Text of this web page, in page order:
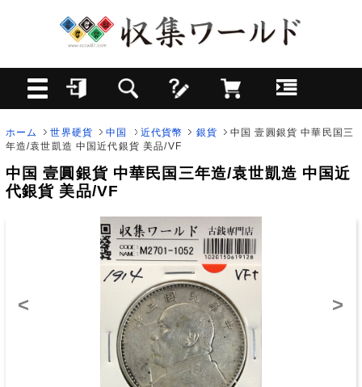
ホーム 世界硬貨 中国 近代貨幣 銀貨
中国 壹圓銀貨 中華民国三
年造/袁世凱造 中国近代銀貨 美品/VF
中国 壹圓銀貨 中華民国三年造/袁世凱造 中国近
代銀貨 美品/VF
< >